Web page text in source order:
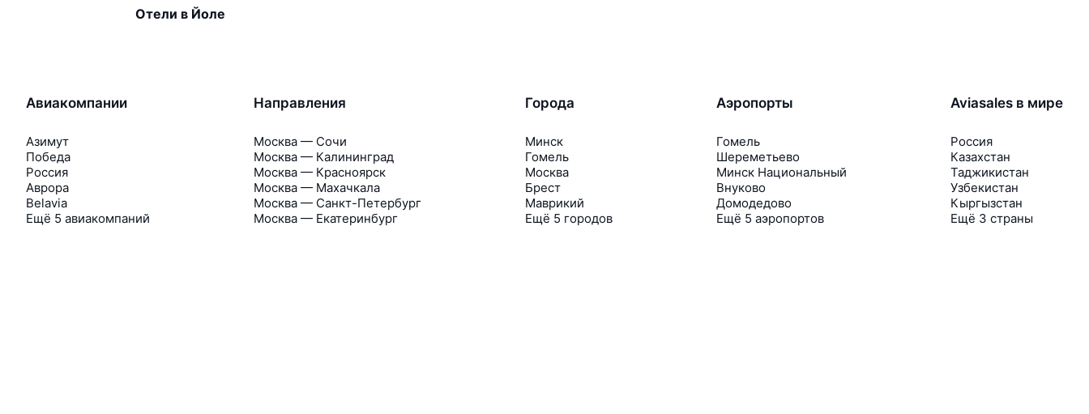
Отели в Йоле
Авиакомпании
Азимут
Победа
Россия
Аврора
Belavia
Ещё 5 авиакомпаний
Направления
Москва — Сочи
Москва — Калининград
Москва — Красноярск
Москва — Махачкала
Москва — Санкт-Петербург
Москва — Екатеринбург
Города
Минск
Гомель
Москва
Брест
Маврикий
Ещё 5 городов
Аэропорты
Гомель
Шереметьево
Минск Национальный
Внуково
Домодедово
Ещё 5 аэропортов
Aviasales в мире
Россия
Казахстан
Таджикистан
Узбекистан
Кыргызстан
Ещё 3 страны